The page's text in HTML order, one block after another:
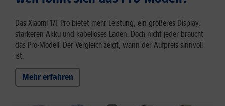
Das Xiaomi 17T Pro bietet mehr Leistung, ein größeres Display,
stärkeren Akku und kabelloses Laden. Doch nicht jeder braucht
das Pro-Modell. Der Vergleich zeigt, wann der Aufpreis sinnvoll
ist.
Mehr erfahren